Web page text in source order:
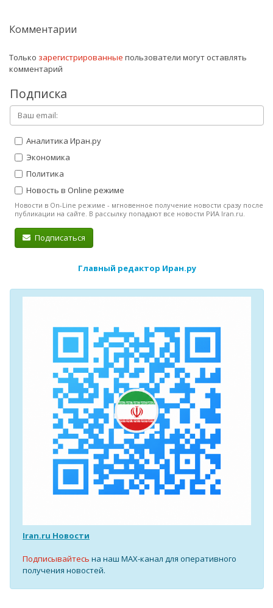
Комментарии
Только зарегистрированные пользователи могут оставлять
комментарий
Подписка
Аналитика Иран.ру
Экономика
Политика
Новость в Online режиме
Новости в On-Line режиме - мгновенное получение новости сразу после
публикации на сайте. В рассылку попадают все новости РИА Iran.ru.
Подписаться
Главный редактор Иран.ру
Iran.ru Новости
Подписывайтесь на наш MAX-канал для оперативного
получения новостей.